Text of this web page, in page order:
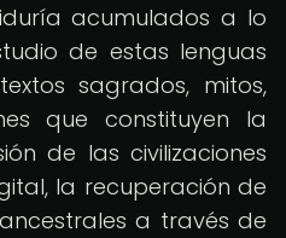
acumulados a lo
de estas lenguas
sagrados, mitos,
que constituyen la
de las civilizaciones
la recuperación de
a través de